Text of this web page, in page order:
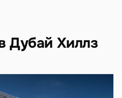
Дубай Хиллз